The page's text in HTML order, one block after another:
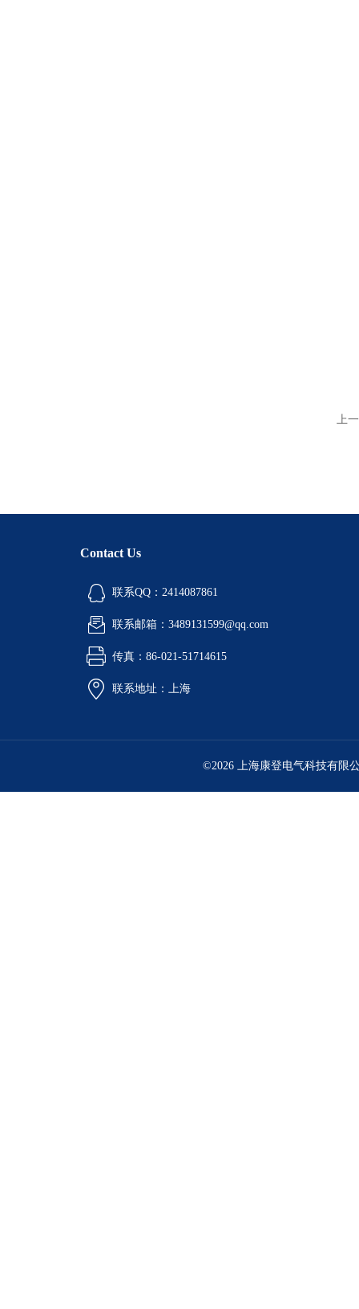
上
Contact Us
联系QQ：2414087861
联系邮箱：3489131599@qq.com
传真：86-021-51714615
联系地址：上海
©2026 上海康登电气科技有限